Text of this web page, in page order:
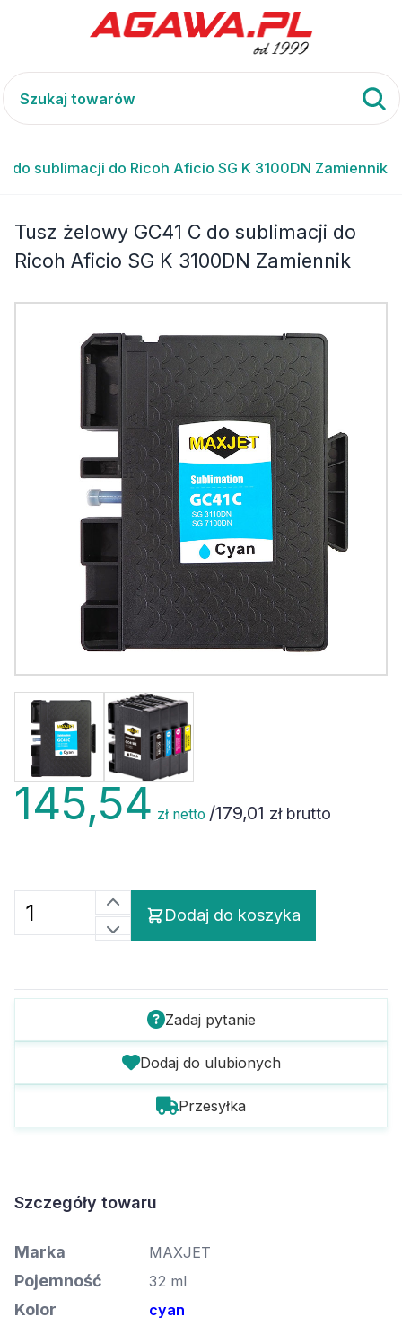
do sublimacji do Ricoh Aficio SG K 3100DN Zamiennik
Tusz żelowy GC41 C do sublimacji do
Ricoh Aficio SG K 3100DN Zamiennik
145,54 zł netto /179,01 zł brutto
Dodaj do koszyka
Zadaj pytanie
Dodaj do ulubionych
Przesyłka
Szczegóły towaru
Marka MAXJET
Pojemność 32 ml
Kolor cyan